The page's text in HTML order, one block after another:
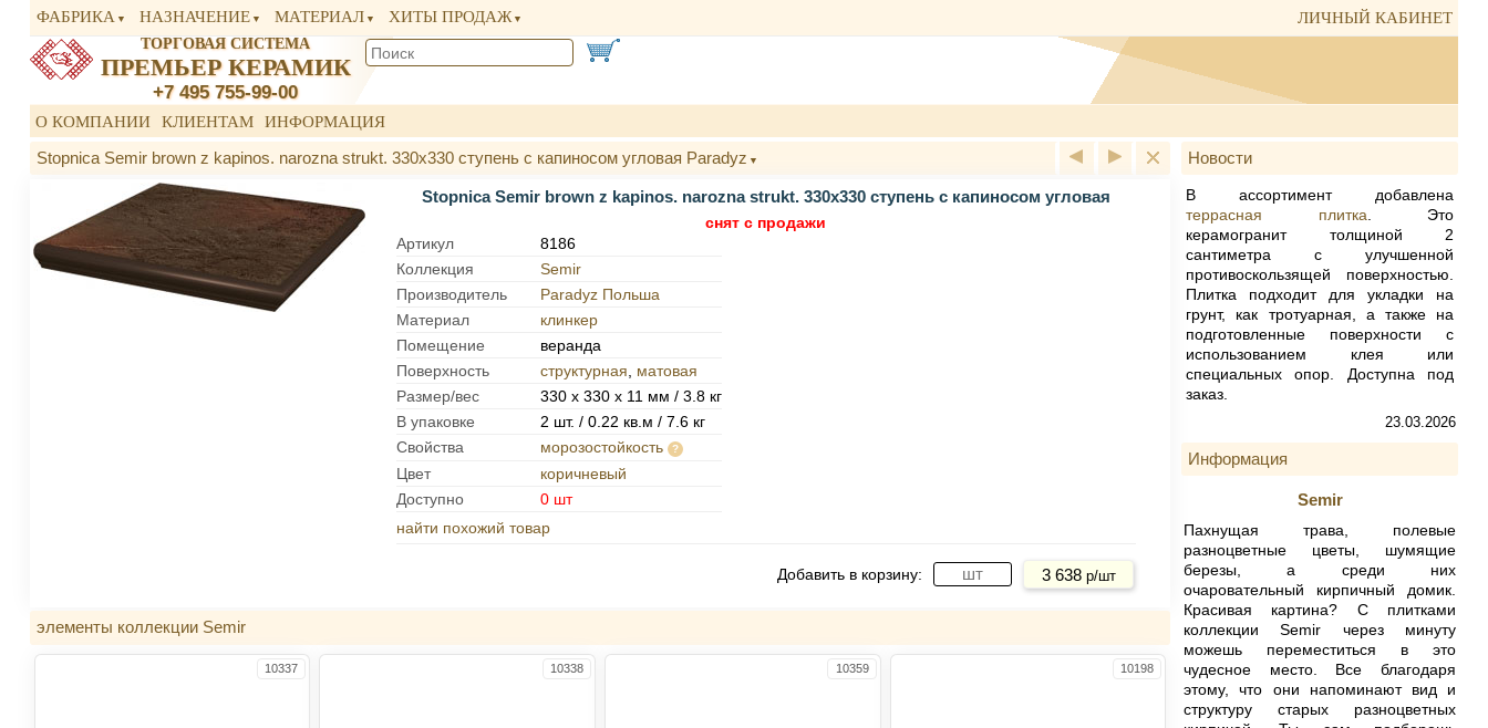
ФАБРИКА НАЗНАЧЕНИЕ МАТЕРИАЛ ХИТЫ ПРОДАЖ ЛИЧНЫЙ КАБИНЕТ
ТОРГОВАЯ СИСТЕМА
ПРЕМЬЕР КЕРАМИК
+7 495 755-99-00
О КОМПАНИИ КЛИЕНТАМ ИНФОРМАЦИЯ
Stopnica Semir brown z kapinos. narozna strukt. 330x330 ступень с капиносом угловая Paradyz
Stopnica Semir brown z kapinos. narozna strukt. 330x330 ступень с капиносом угловая
снят с продажи
Артикул
8186
Коллекция
Semir
Производитель
Paradyz Польша
Материал
клинкер
Помещение
веранда
Поверхность
структурная, матовая
Размер/вес
330 x 330 x 11 мм / 3.8 кг
В упаковке
2 шт. / 0.22 кв.м / 7.6 кг
Свойства
морозостойкость
Цвет
коричневый
Доступно
0 шт
найти похожий товар
Добавить в корзину: 3 638р/шт
элементы коллекции Semir
10337 10338 10359 10198
Новости
В ассортимент добавлена
террасная плитка . Это
керамогранит толщиной 2
сантиметра с улучшенной
противоскользящей поверхностью.
Плитка подходит для укладки на
грунт, как тротуарная, а также на
подготовленные поверхности с
использованием клея или
специальных опор. Доступна под
заказ.
23.03.2026
Информация
Semir
Пахнущая трава, полевые
разноцветные цветы, шумящие
березы, а среди них
очаровательный кирпичный домик.
Красивая картина? С плитками
коллекции Semir через минуту
можешь переместиться в это
чудесное место. Все благодаря
этому, что они напоминают вид и
структуру старых разноцветных